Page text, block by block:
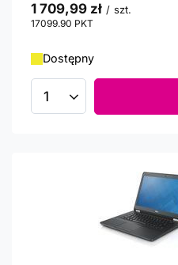
1 709,99 zł / szt.
17099.90 PKT
Dostępny
Ilość produktów